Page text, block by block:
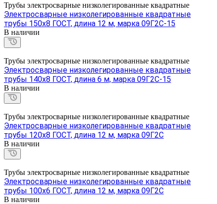
Трубы электросварные низколегированные квадратные
Электросварные низколегированные квадратные
трубы 150х8 ГОСТ, длина 12 м, марка 09Г2С-15
В наличии
Трубы электросварные низколегированные квадратные
Электросварные низколегированные квадратные
трубы 140х8 ГОСТ, длина 6 м, марка 09Г2С-15
В наличии
Трубы электросварные низколегированные квадратные
Электросварные низколегированные квадратные
трубы 120х8 ГОСТ, длина 12 м, марка 09Г2С
В наличии
Трубы электросварные низколегированные квадратные
Электросварные низколегированные квадратные
трубы 100х6 ГОСТ, длина 12 м, марка 09Г2С
В наличии